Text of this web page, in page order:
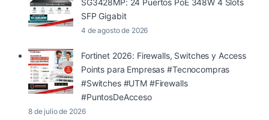
SFP Gigabit
4 de agosto de 2026
Fortinet 2026: Firewalls, Switches y Access
Points para Empresas #Tecnocompras
#Switches #UTM #Firewalls
#PuntosDeAcceso
8 de julio de 2026